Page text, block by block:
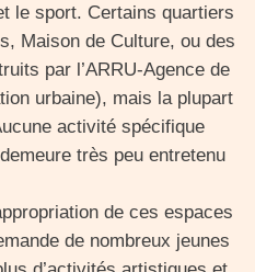
le sport. Certains quartiers
Maison de Culture, ou des
par l’ARRU-Agence de
urbaine), mais la plupart
activité spécifique
très peu entretenu
de ces espaces
de nombreux jeunes